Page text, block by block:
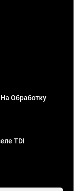
Обработку
TDI